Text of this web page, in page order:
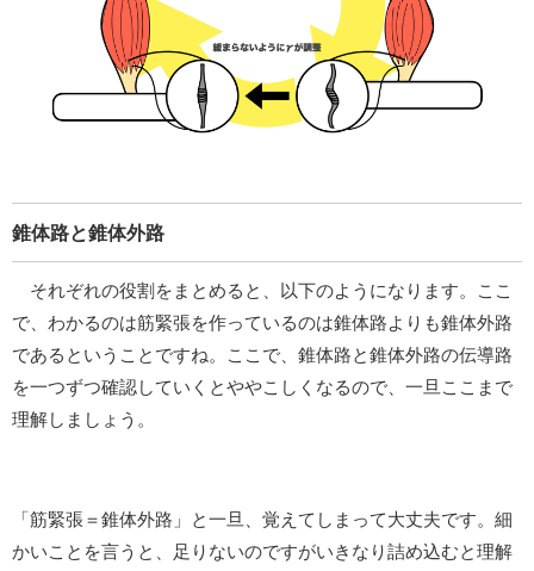
錐体路と錐体外路
それぞれの役割をまとめると、以下のようになります。ここ
で、わかるのは筋緊張を作っているのは錐体路よりも錐体外路
であるということですね。ここで、錐体路と錐体外路の伝導路
を一つずつ確認していくとややこしくなるので、一旦ここまで
理解しましょう。
「筋緊張＝錐体外路」と一旦、覚えてしまって大丈夫です。細
かいことを言うと、足りないのですがいきなり詰め込むと理解